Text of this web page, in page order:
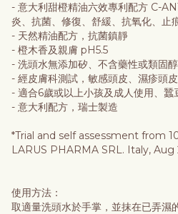
- 意大利甜橙精油六效專利配方 C-
炎、抗菌、修復、舒緩、抗氧化、止
- 天然精油配方，抗菌鎮靜
- 橙木香及親膚 pH5.5
- 洗頭水無添加矽、不含藥性或類固醇
- 經皮膚科測試，敏感頭皮、濕疹頭
- 適合6歲或以上小孩及成人使用、
- 意大利配方，瑞士製造
*Trial and self assessment from
LARUS PHARMA SRL. Italy, Aug
使用方法：
取適量洗頭水於手掌，並抹在已弄濕